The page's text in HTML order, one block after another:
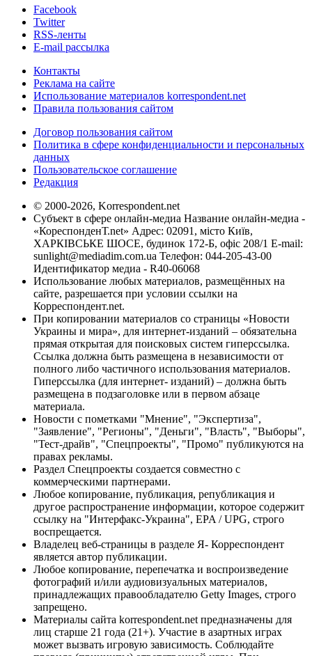
Facebook
Twitter
RSS-ленты
E-mail рассылка
Контакты
Реклама на сайте
Использование материалов korrespondent.net
Правила пользования сайтом
Договор пользования сайтом
Политика в сфере конфиденциальности и персональных
данных
Пользовательское соглашение
Редакция
© 2000-2026, Korrespondent.net
Субъект в сфере онлайн-медиа Название онлайн-медиа -
«КореспонденТ.net» Адрес: 02091, місто Київ,
ХАРКІВСЬКЕ ШОСЕ, будинок 172-Б, офіс 208/1 E-mail:
sunlight@mediadim.com.ua Телефон: 044-205-43-00
Идентификатор медиа - R40-06068
Использование любых материалов, размещённых на
сайте, разрешается при условии ссылки на
Корреспондент.net.
При копировании материалов со страницы «Новости
Украины и мира», для интернет-изданий – обязательна
прямая открытая для поисковых систем гиперссылка.
Ссылка должна быть размещена в независимости от
полного либо частичного использования материалов.
Гиперссылка (для интернет- изданий) – должна быть
размещена в подзаголовке или в первом абзаце
материала.
Новости с пометками "Мнение", "Экспертиза",
"Заявление", "Регионы", "Деньги", "Власть", "Выборы",
"Тест-драйв", "Спецпроекты", "Промо" публикуются на
правах рекламы.
Раздел Спецпроекты создается совместно с
коммерческими партнерами.
Любое копирование, публикация, републикация и
другое распространение информации, которое содержит
ссылку на "Интерфакс-Украина", EPA / UPG, строго
воспрещается.
Владелец веб-страницы в разделе Я- Корреспондент
является автор публикации.
Любое копирование, перепечатка и воспроизведение
фотографий и/или аудиовизуальных материалов,
принадлежащих правообладателю Getty Images, строго
запрещено.
Материалы сайта korrespondent.net предназначены для
лиц старше 21 года (21+). Участие в азартных играх
может вызвать игровую зависимость. Соблюдайте